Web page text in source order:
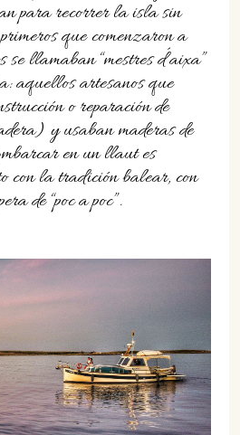
para recorrer la isla sin
que comenzaron a
se llamaban “mestres d´aixa”
aquellos artesanos que
o reparación de
y usaban maderas de
en un llaut es
con la tradición balear, con
de “poc a poc”.